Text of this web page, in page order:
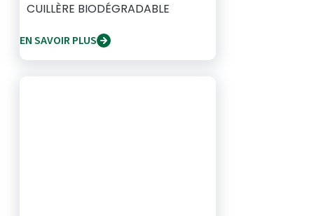
CUILLÈRE BIODÉGRADABLE
EN SAVOIR PLUS